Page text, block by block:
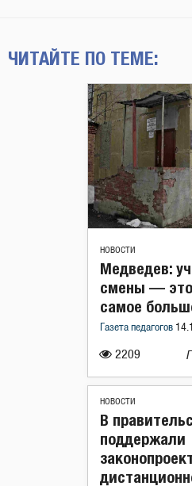
ЧИТАЙТЕ ПО ТЕМЕ:
НОВОСТИ
2209
Медведев:
смены —
самое
Газета педагогов
НОВОСТИ
В
поддержали